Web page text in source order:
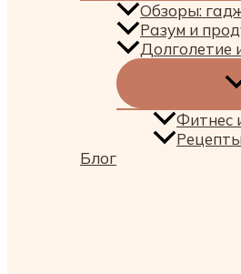
Обзоры:
Разум и
Долголетие
Фитнес
Блог